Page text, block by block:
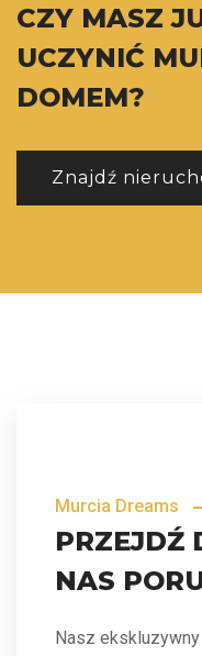
CZY MASZ
UCZYNIĆ
DOMEM?
Znajdź
Murcia Dreams
PRZEJDŹ
NAS
Nasz